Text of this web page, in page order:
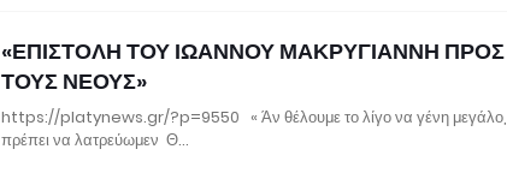
«ΕΠΙΣΤΟΛΗ ΤΟΥ ΙΩΑΝΝΟΥ ΜΑΚΡΥΓΙΑΝΝΗ ΠΡΟΣ
ΤΟΥΣ ΝΕΟΥΣ»
https://platynews.gr/?p=9550 « Άν θέλουμε το λίγο να γένη μεγάλο,
πρέπει να λατρεύωμεν Θ…